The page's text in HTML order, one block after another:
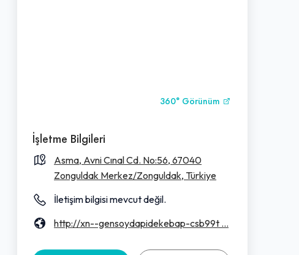
360° Görünüm
İşletme Bilgileri
Asma, Avni Cınal Cd. No:56, 67040
Zonguldak Merkez/Zonguldak, Türkiye
İletişim bilgisi mevcut değil.
http://xn--gensoydapidekebap-csb99t ...